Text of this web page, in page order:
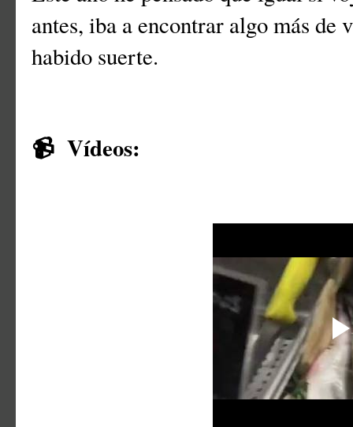
antes, iba a encontrar algo más de
habido suerte.
📹 Vídeos: